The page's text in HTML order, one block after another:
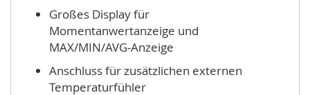
Großes Display für
Momentanwertanzeige und
MAX/MIN/AVG-Anzeige
Anschluss für zusätzlichen externen
Temperaturfühler